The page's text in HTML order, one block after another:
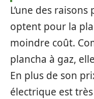
L’une des
optent pour la
moindre coût.
plancha à gaz,
En plus de son
électrique est